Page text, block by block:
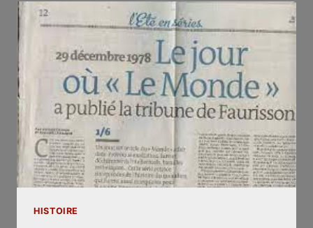
ET
LE
MONDE,
EN
PERDITION
HISTOIRE